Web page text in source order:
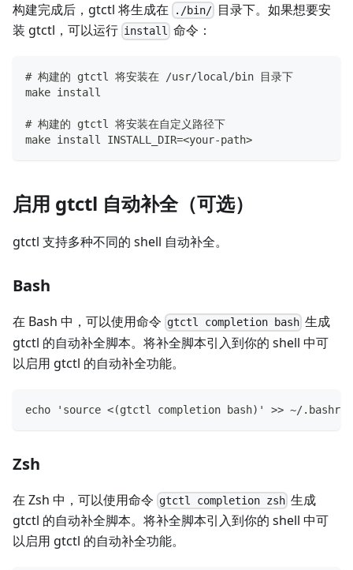
构建完成后，gtctl 将生成在 ./bin/ 目录下。如果想要安
装 gtctl，可以运行 install 命令：
# 构建的 gtctl 将安装在 /usr/local/bin 目录下
make install
# 构建的 gtctl 将安装在自定义路径下
make install INSTALL_DIR=<your-path>
启用 gtctl 自动补全（可选）
gtctl 支持多种不同的 shell 自动补全。
Bash
在 Bash 中，可以使用命令 gtctl completion bash 生成
gtctl 的自动补全脚本。将补全脚本引入到你的 shell 中可
以启用 gtctl 的自动补全功能。
echo 'source <(gtctl completion bash)' >> ~/.bashrc
Zsh
在 Zsh 中，可以使用命令 gtctl completion zsh 生成
gtctl 的自动补全脚本。将补全脚本引入到你的 shell 中可
以启用 gtctl 的自动补全功能。